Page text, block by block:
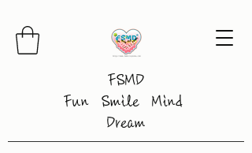
FSMD
Fun Smile Mind
Dream